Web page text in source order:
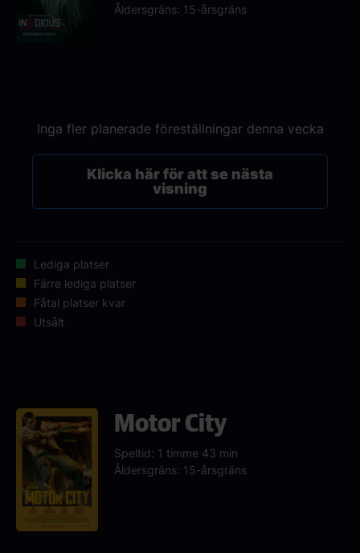
Åldersgräns: 15-årsgräns
Inga fler planerade föreställningar denna vecka
Klicka här för att se nästa
visning
Lediga platser
Färre lediga platser
Fåtal platser kvar
Utsålt
Motor City
Speltid: 1 timme 43 min
Åldersgräns: 15-årsgräns